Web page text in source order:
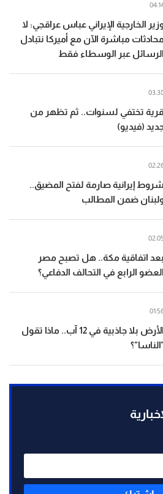
الخارجية الإيراني عباس عراقجي: لا
مباشرة الآن مع أميركا نتبادل
الرسائل عبر الوسطاء فقط
قرية تختفي لسنوات.. ثم تظهر من
(فيديو)
شروط إيرانية صارمة لفتح المضيق..
ضمن المطالب
بعد اتفاقية مكة.. هل تصبح مصر
العضو الرابع في التحالف الدفاعي؟
الأرض بلا جاذبية في 12 آب.. ماذا تقول
"الناسا"؟